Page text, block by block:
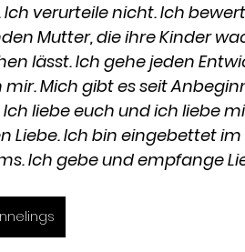
Ich verurteile nicht. Ich
Mutter, die ihre Kinder
lässt. Ich gehe jeden
Mich gibt es seit
liebe euch und ich liebe
Liebe. Ich bin eingebettet
Ich gebe und empfange